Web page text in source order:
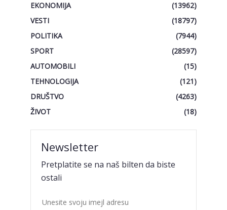
EKONOMIJA
(13962)
VESTI
(18797)
POLITIKA
(7944)
SPORT
(28597)
AUTOMOBILI
(15)
TEHNOLOGIJA
(121)
DRUŠTVO
(4263)
ŽIVOT
(18)
Newsletter
Pretplatite se na naš bilten da biste
ostali